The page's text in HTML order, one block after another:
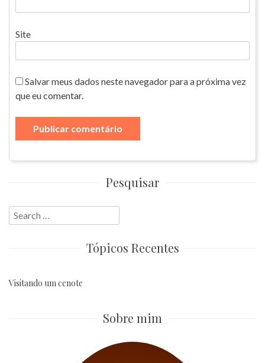
Site
Salvar meus dados neste navegador para a próxima vez
que eu comentar.
Pesquisar
Search
for:
Tópicos Recentes
Visitando um cenote
Sobre mim